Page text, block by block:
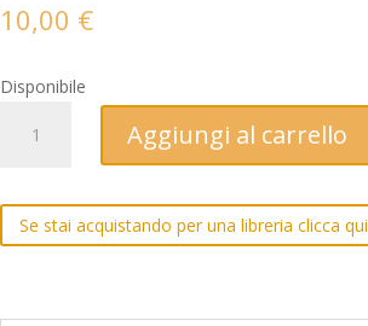
10,00 €
Disponibile
vicentini
del
secolo
Aggiungi al carrello
Se stai acquistando per una libreria clicca qui